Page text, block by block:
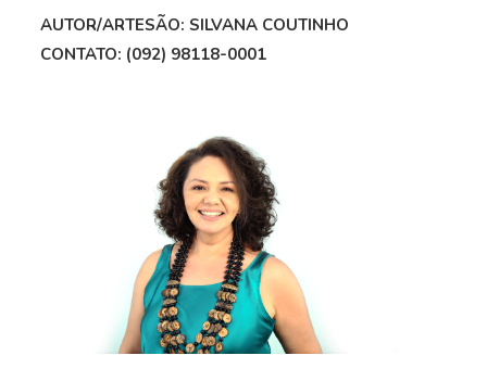
AUTOR/ARTESÃO: SILVANA COUTINHO
CONTATO: (092) 98118-0001